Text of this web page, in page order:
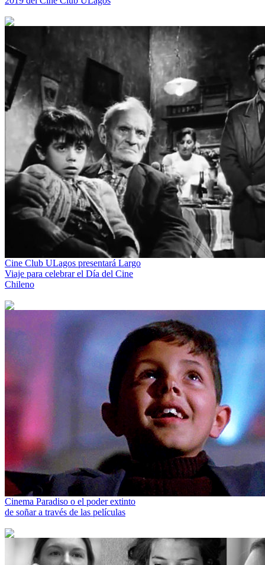
Cine Club ULagos presentará Largo
Viaje para celebrar el Día del Cine
Chileno
Cinema Paradiso o el poder extinto
de soñar a través de las películas